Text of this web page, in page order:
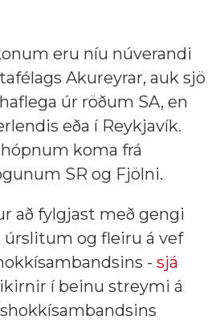
eru níu núverandi
Akureyrar, auk sjö
úr röðum SA, en
eða í Reykjavík.
koma frá
SR og Fjölni.
að fylgjast með gengi
og fleiru á vef
- sjá
í beinu streymi á